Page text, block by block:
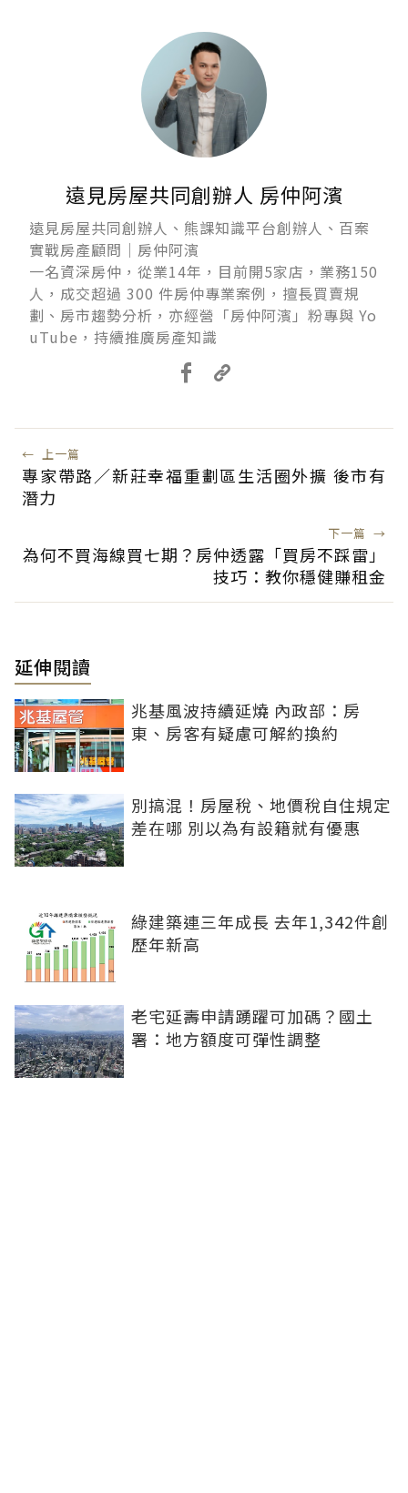
遠見房屋共同創辦人 房仲阿濱
遠見房屋共同創辦人、熊課知識平台創辦人、百案
實戰房產顧問｜房仲阿濱
一名資深房仲，從業14年，目前開5家店，業務150
人，成交超過 300 件房仲專業案例，擅長買賣規
劃、房市趨勢分析，亦經營「房仲阿濱」粉專與 Yo
uTube，持續推廣房產知識
← 上一篇
專家帶路／新莊幸福重劃區生活圈外擴 後市有
潛力
下一篇 →
為何不買海線買七期？房仲透露「買房不踩雷」
技巧：教你穩健賺租金
延伸閱讀
兆基風波持續延燒 內政部：房
東、房客有疑慮可解約換約
別搞混！房屋稅、地價稅自住規定
差在哪 別以為有設籍就有優惠
綠建築連三年成長 去年1,342件創
歷年新高
老宅延壽申請踴躍可加碼？國土
署：地方額度可彈性調整